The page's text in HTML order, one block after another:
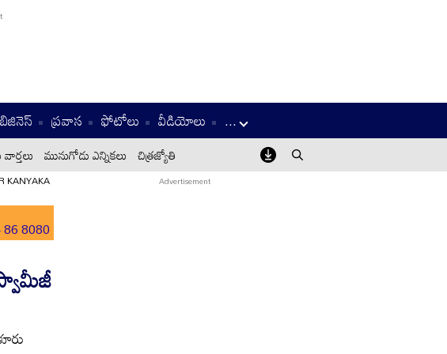
బిజినెస్ ప్రవాస ఫోటోలు వీడియోలు ...
మునుగోడు ఎన్నికలు చిత్రజ్యోతి
KANYAKA
8080